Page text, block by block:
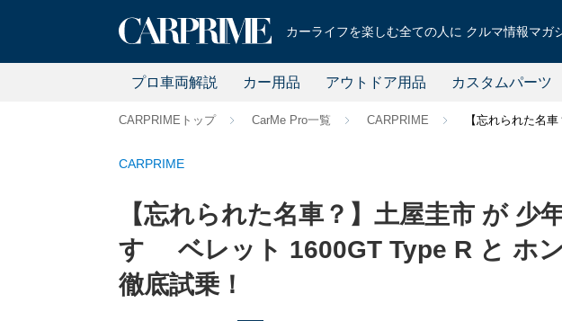
カーライフを楽しむ全ての人に クルマ情報マガ
プロ車両解説 カー用品 アウトドア用品 カスタムパーツ
CARPRIMEトップ CarMe Pro一覧 CARPRIME 【忘れられた名
CARPRIME
【忘れられた名車？】土屋圭市 が 少
すゞ ベレット 1600GT Type R と ホ
徹底試乗！